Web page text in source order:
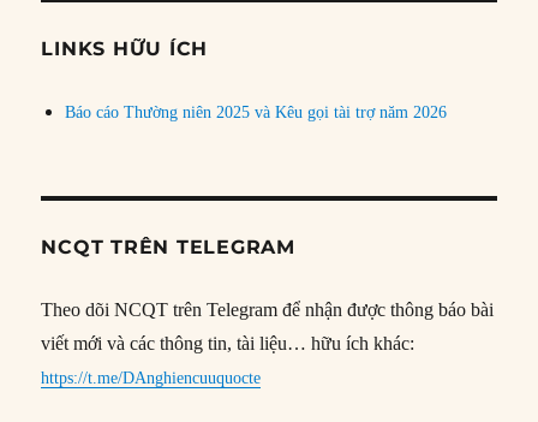
đề
LINKS HỮU ÍCH
Báo cáo Thường niên 2025 và Kêu gọi tài trợ năm 2026
NCQT TRÊN TELEGRAM
Theo dõi NCQT trên Telegram để nhận được thông báo bài
viết mới và các thông tin, tài liệu… hữu ích khác:
https://t.me/DAnghiencuuquocte